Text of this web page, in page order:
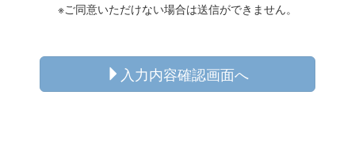
※ご同意いただけない場合は送信ができません。
入力内容確認画面へ